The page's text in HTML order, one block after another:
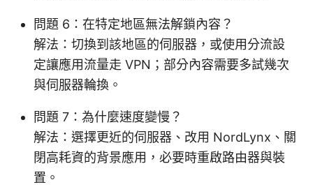
問題 6：在特定地區無法解鎖內容？
解法：切換到該地區的伺服器，或使用分流設
定讓應用流量走 VPN；部分內容需要多試幾次
與伺服器輪換。
問題 7：為什麼速度變慢？
解法：選擇更近的伺服器、改用 NordLynx、關
閉高耗資的背景應用，必要時重啟路由器與裝
置。